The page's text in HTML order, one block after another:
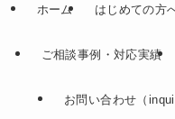
ホーム はじめての方
ご相談事例・対応実績
お問い合わせ（